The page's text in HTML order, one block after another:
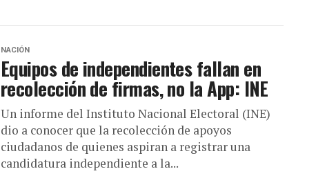
NACIÓN
Equipos de independientes fallan en
recolección de firmas, no la App: INE
Un informe del Instituto Nacional Electoral (INE)
dio a conocer que la recolección de apoyos
ciudadanos de quienes aspiran a registrar una
candidatura independiente a la...